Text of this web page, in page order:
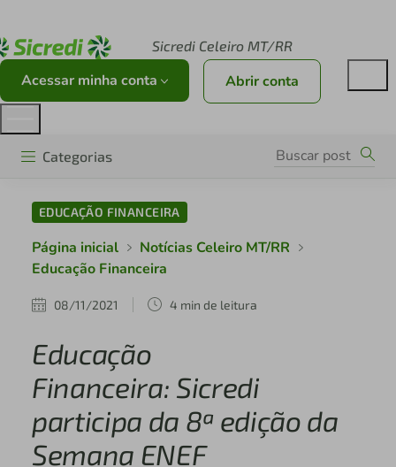
Sicredi Celeiro MT/RR
Acessar minha conta Abrir conta
Categorias
EDUCAÇÃO FINANCEIRA
Página inicial
Notícias Celeiro MT/RR
Educação Financeira
08/11/2021 4 min de leitura
Educação
Financeira: Sicredi
participa da 8ª edição da
Semana ENEF